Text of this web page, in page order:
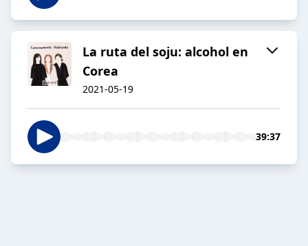
La ruta del soju: alcohol en
Corea
2021-05-19
39:37